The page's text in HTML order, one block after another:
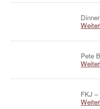
Pete
FKJ –